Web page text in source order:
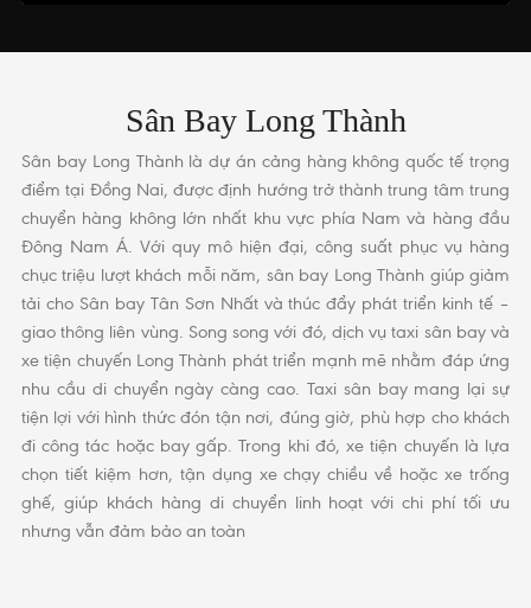
Sân Bay Long Thành
Sân bay Long Thành là dự án cảng hàng không quốc tế trọng
điểm tại Đồng Nai, được định hướng trở thành trung tâm trung
chuyển hàng không lớn nhất khu vực phía Nam và hàng đầu
Đông Nam Á. Với quy mô hiện đại, công suất phục vụ hàng
chục triệu lượt khách mỗi năm, sân bay Long Thành giúp giảm
tải cho Sân bay Tân Sơn Nhất và thúc đẩy phát triển kinh tế –
giao thông liên vùng. Song song với đó, dịch vụ taxi sân bay và
xe tiện chuyến Long Thành phát triển mạnh mẽ nhằm đáp ứng
nhu cầu di chuyển ngày càng cao. Taxi sân bay mang lại sự
tiện lợi với hình thức đón tận nơi, đúng giờ, phù hợp cho khách
đi công tác hoặc bay gấp. Trong khi đó, xe tiện chuyến là lựa
chọn tiết kiệm hơn, tận dụng xe chạy chiều về hoặc xe trống
ghế, giúp khách hàng di chuyển linh hoạt với chi phí tối ưu
nhưng vẫn đảm bảo an toàn